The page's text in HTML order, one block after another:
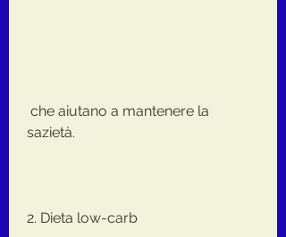
sazietà.
2. Dieta low-carb